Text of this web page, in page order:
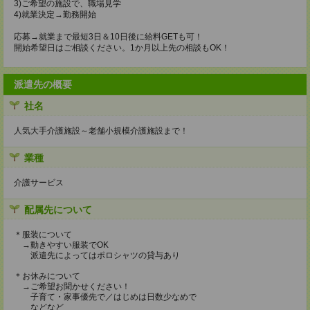
3)ご希望の施設で、職場見学
4)就業決定→勤務開始
応募→就業まで最短3日＆10日後に給料GETも可！
開始希望日はご相談ください。1か月以上先の相談もOK！
派遣先の概要
社名
人気大手介護施設～老舗小規模介護施設まで！
業種
介護サービス
配属先について
＊服装について
→動きやすい服装でOK
派遣先によってはポロシャツの貸与あり
＊お休みについて
→ご希望お聞かせください！
子育て・家事優先で／はじめは日数少なめで
などなど